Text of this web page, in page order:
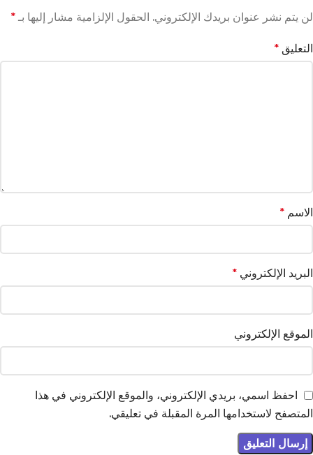
لن يتم نشر عنوان بريدك الإلكتروني. الحقول الإلزامية مشار إليها بـ *
التعليق *
الاسم *
البريد الإلكتروني *
الموقع الإلكتروني
احفظ اسمي، بريدي الإلكتروني، والموقع الإلكتروني في هذا
المتصفح لاستخدامها المرة المقبلة في تعليقي.